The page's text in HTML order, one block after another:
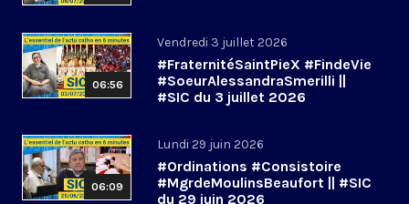
06:56
Vendredi 3 juillet 2026
#FraternitéSaintPieX #FindeVie
#SoeurAlessandraSmerilli ||
#SIC du 3 juillet 2026
06:09
Lundi 29 juin 2026
#Ordinations #Consistoire
#MgrdeMoulinsBeaufort || #SIC
du 29 juin 2026